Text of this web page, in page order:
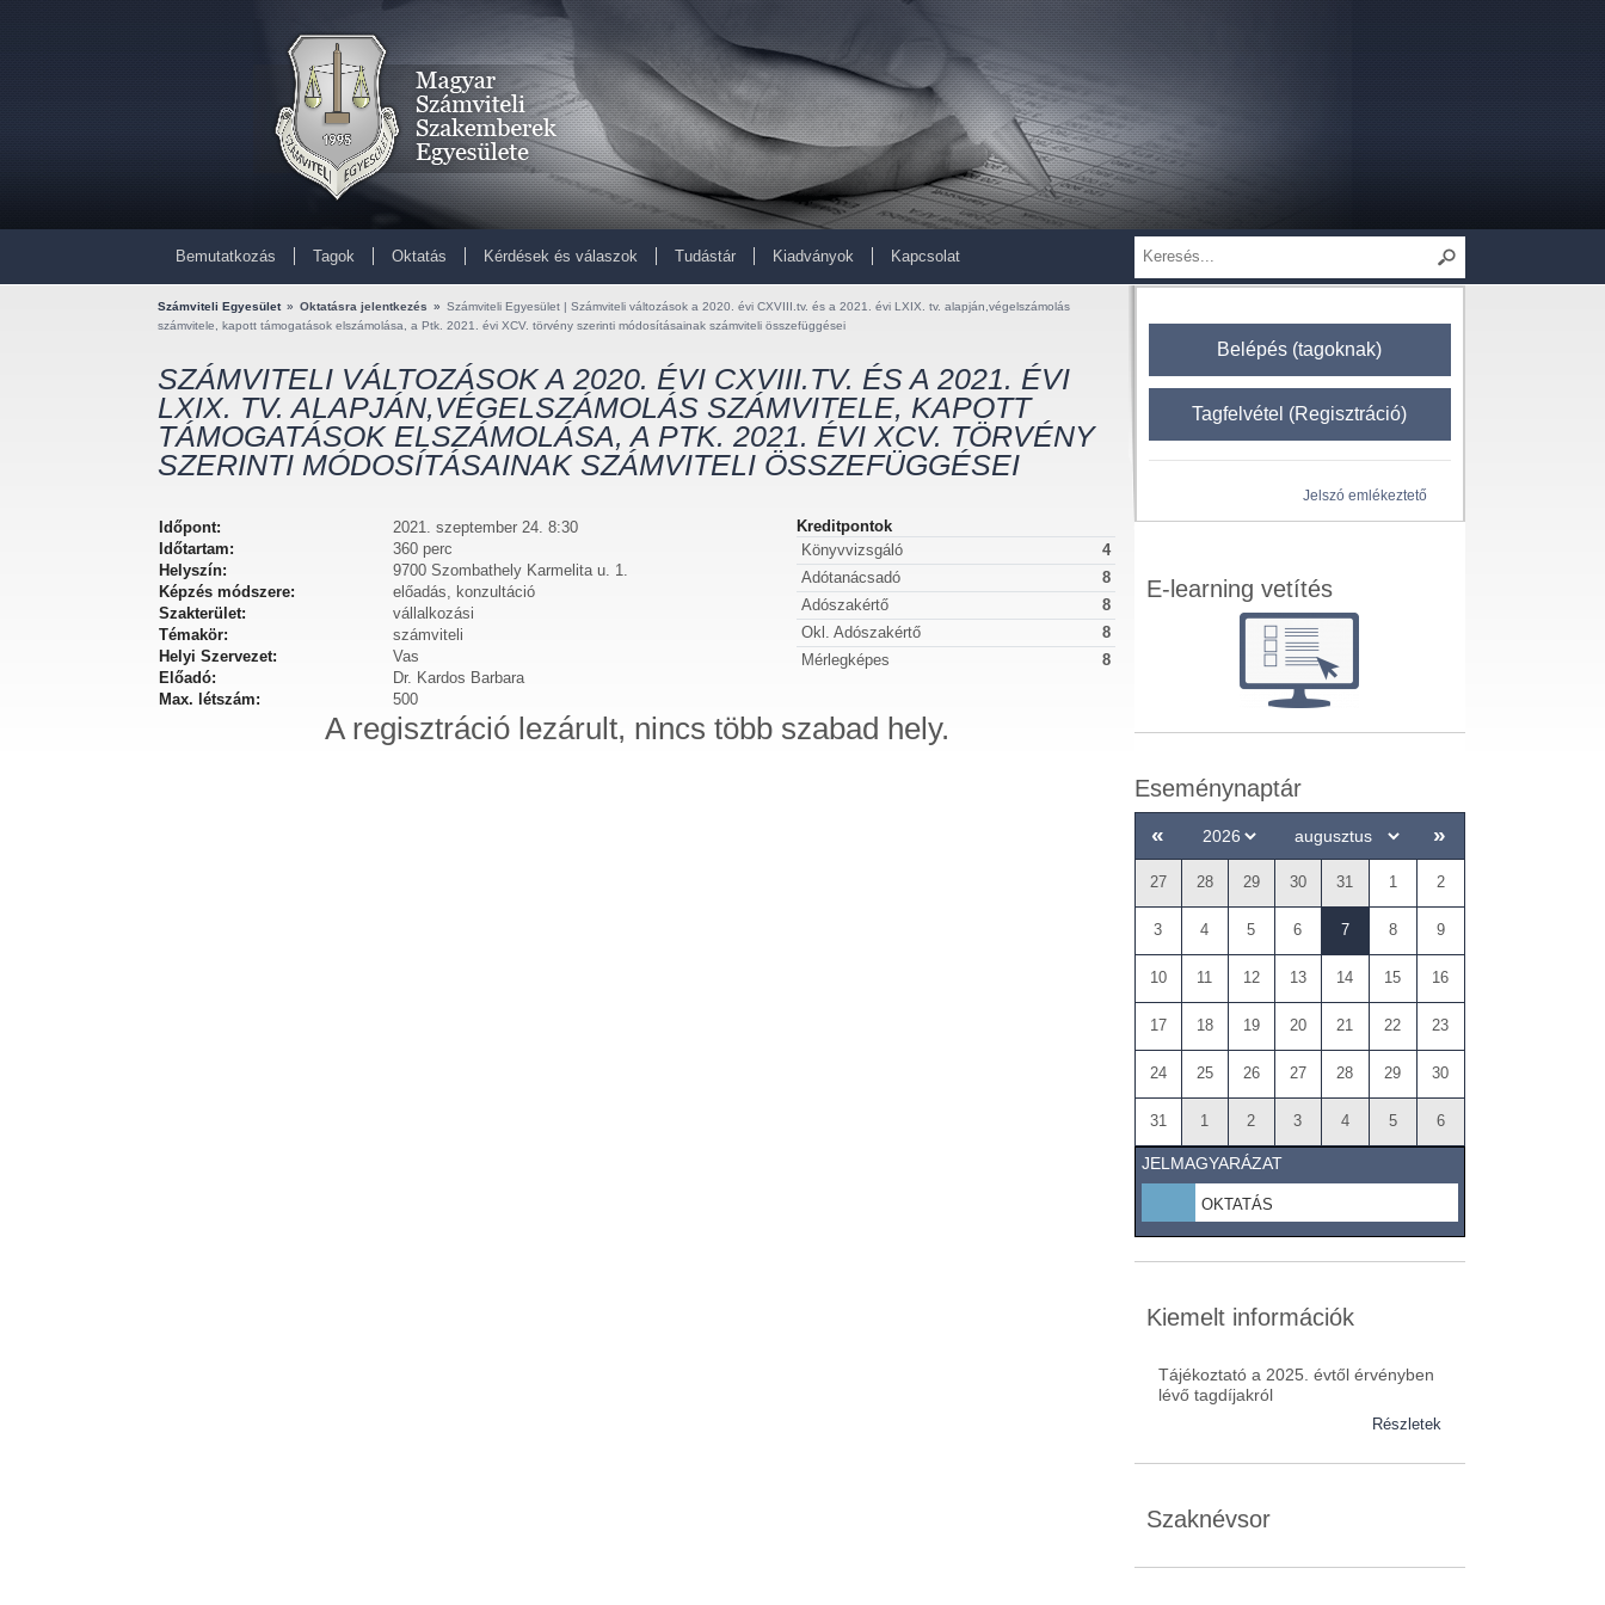
Bemutatkozás Tagok Oktatás Kérdések és válaszok Tudástár Kiadványok Kapcsolat
Számviteli Egyesület » Oktatásra jelentkezés » Számviteli Egyesület | Számviteli változások a 2020. évi CXVIII.tv. és a 2021. évi LXIX. tv. alapján,végelszámolás
számvitele, kapott támogatások elszámolása, a Ptk. 2021. évi XCV. törvény szerinti módosításainak számviteli összefüggései
SZÁMVITELI VÁLTOZÁSOK A 2020. ÉVI CXVIII.TV. ÉS A 2021. ÉVI
LXIX. TV. ALAPJÁN,VÉGELSZÁMOLÁS SZÁMVITELE, KAPOTT
TÁMOGATÁSOK ELSZÁMOLÁSA, A PTK. 2021. ÉVI XCV. TÖRVÉNY
SZERINTI MÓDOSÍTÁSAINAK SZÁMVITELI ÖSSZEFÜGGÉSEI
Időpont:
2021. szeptember 24. 8:30
Időtartam:
360 perc
Helyszín:
9700 Szombathely Karmelita u. 1.
Képzés módszere:
előadás, konzultáció
Szakterület:
vállalkozási
Témakör:
számviteli
Helyi Szervezet:
Vas
Előadó:
Dr. Kardos Barbara
Max. létszám:
500
Kreditpontok
Könyvvizsgáló
4
Adótanácsadó
8
Adószakértő
8
Okl. Adószakértő
8
Mérlegképes
8
A regisztráció lezárult, nincs több szabad hely.
Belépés (tagoknak)
Tagfelvétel (Regisztráció)
Jelszó emlékeztető
E-learning vetítés
Eseménynaptár
« »
27 28 29 30 31 1 2
3 4 5 6 7 8 9
10 11 12 13 14 15 16
17 18 19 20 21 22 23
24 25 26 27 28 29 30
31 1 2 3 4 5 6
JELMAGYARÁZAT
OKTATÁS
Kiemelt információk
Tájékoztató a 2025. évtől érvényben
lévő tagdíjakról
Részletek
Szaknévsor